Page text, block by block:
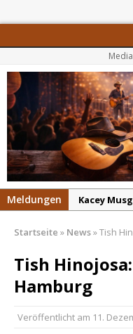
Meldungen
Kacey
Carter
„Pearl
Son Volt –
am 28.
Country
Startseite » News»Tish
Tish
Hamburg
Veröffentlicht am 11.